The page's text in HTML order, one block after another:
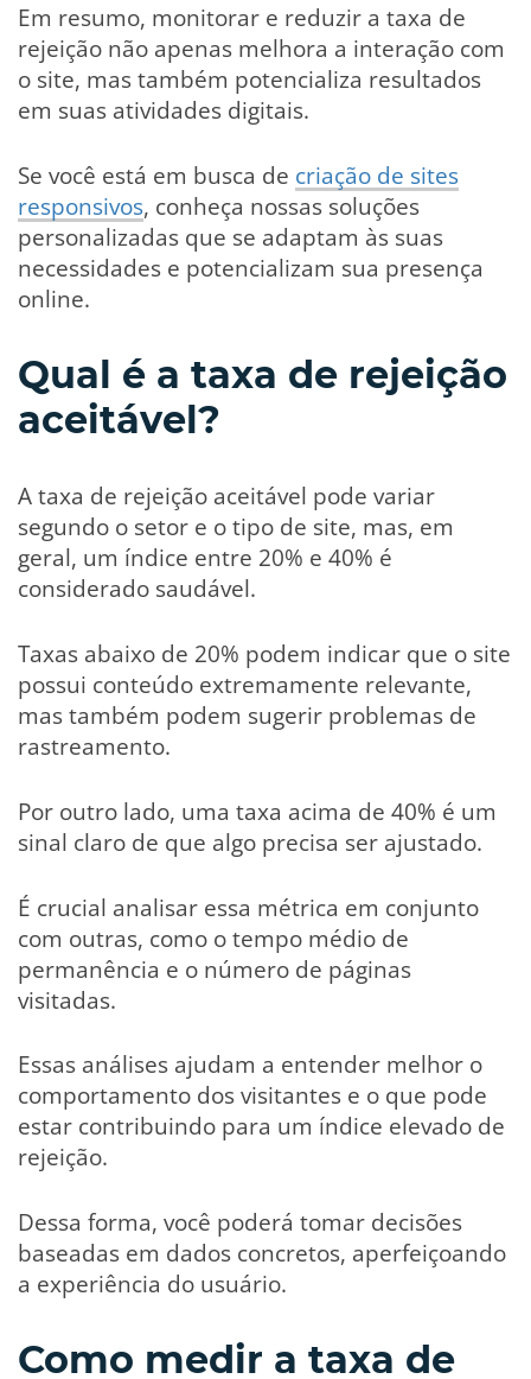
Em resumo, monitorar e reduzir a taxa de
rejeição não apenas melhora a interação com
o site, mas também potencializa resultados
em suas atividades digitais.
Se você está em busca de criação de sites
responsivos, conheça nossas soluções
personalizadas que se adaptam às suas
necessidades e potencializam sua presença
online.
Qual é a taxa de rejeição
aceitável?
A taxa de rejeição aceitável pode variar
segundo o setor e o tipo de site, mas, em
geral, um índice entre 20% e 40% é
considerado saudável.
Taxas abaixo de 20% podem indicar que o site
possui conteúdo extremamente relevante,
mas também podem sugerir problemas de
rastreamento.
Por outro lado, uma taxa acima de 40% é um
sinal claro de que algo precisa ser ajustado.
É crucial analisar essa métrica em conjunto
com outras, como o tempo médio de
permanência e o número de páginas
visitadas.
Essas análises ajudam a entender melhor o
comportamento dos visitantes e o que pode
estar contribuindo para um índice elevado de
rejeição.
Dessa forma, você poderá tomar decisões
baseadas em dados concretos, aperfeiçoando
a experiência do usuário.
Como medir a taxa de